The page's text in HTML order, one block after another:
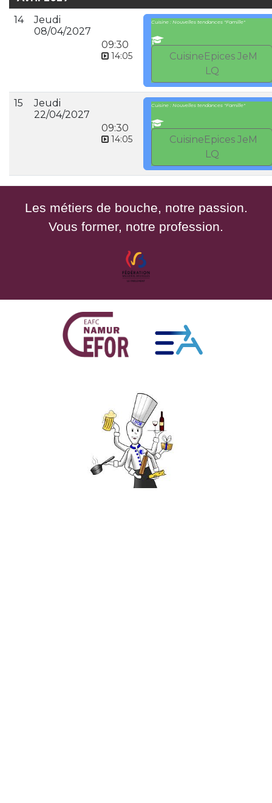
14
Jeudi
08/04/2027
09:30
14:05
Cuisine : Nouvelles tendances "Famille"
CuisineEpices JeM
LQ
15
Jeudi
22/04/2027
09:30
14:05
Cuisine : Nouvelles tendances "Famille"
CuisineEpices JeM
LQ
Les métiers de bouche, notre passion.
Vous former, notre profession.